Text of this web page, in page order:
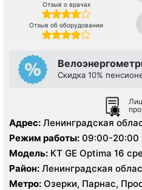
Отзыв о врачах
Отзыв об оборудовании
Скидка 10%
Адрес: Ленинградская
Ильинская, д.8.
Режим работы: 09:00-20:00
Модель: КТ GE Optima 16
Район: Ленинградская
Метро: Озерки, Парнас,